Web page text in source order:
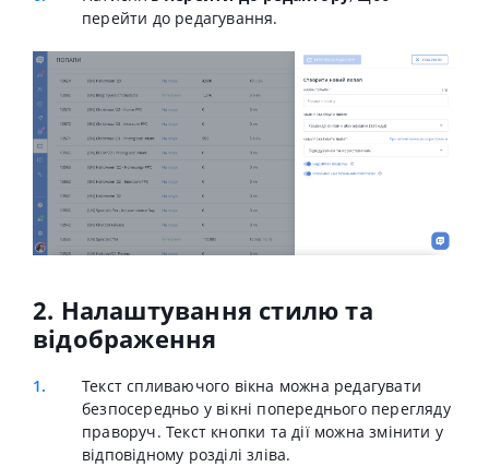
перейти до редагування.
2. Налаштування стилю та
відображення
Текст спливаючого вікна можна редагувати
безпосередньо у вікні попереднього перегляду
праворуч. Текст кнопки та дії можна змінити у
відповідному розділі зліва.